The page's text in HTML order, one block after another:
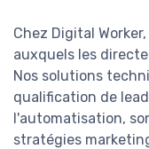
Chez Digital
auxquels les
Nos solutions
qualification de
l'automatisation,
stratégies